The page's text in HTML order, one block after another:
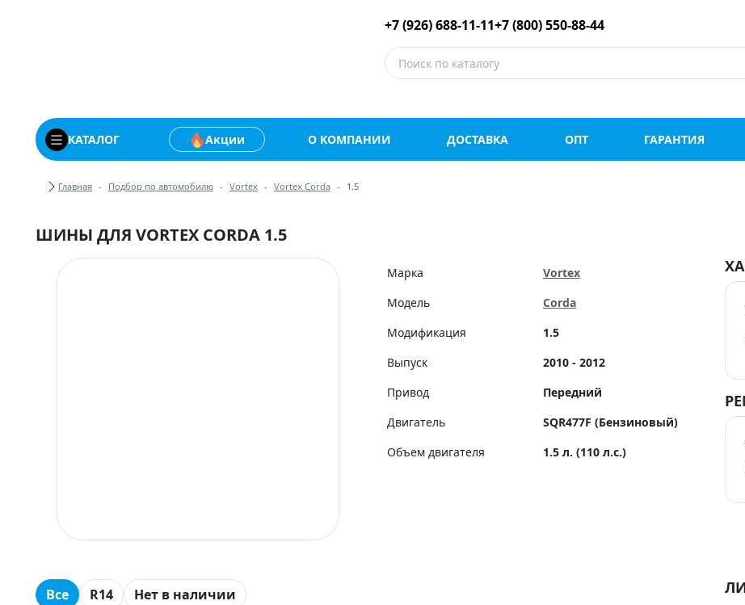
Купить автомобильные шины оптом и в
+7 (926) 688-11-11+7 (800) 550-88-44
КАТАЛОГ Акции О КОМПАНИИ ДОСТАВКА ОПТ ГАРАНТИЯ
Хлебные крошки
Главная Подбор по автомобилю Vortex Vortex Corda 1.5
ШИНЫ ДЛЯ VORTEX CORDA 1.5
Марка
Vortex
Модель
Corda
Модификация
1.5
Выпуск
2010 - 2012
Привод
Передний
Двигатель
SQR477F (Бензиновый)
Объем двигателя
1.5 л. (110 л.с.)
Все R14 Нет в наличии